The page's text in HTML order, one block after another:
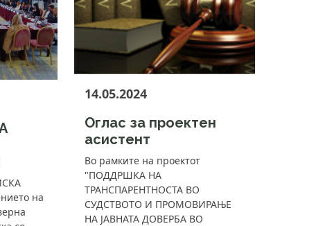
на
14.05.2024
Оглас за проектен
асистент
Во рамките на проектот
"ПОДДРШКА НА
ТРАНСПАРЕНТНОСТА ВО
СУДСТВОТО И ПРОМОВИРАЊЕ
НА ЈАВНАТА ДОВЕРБА ВО